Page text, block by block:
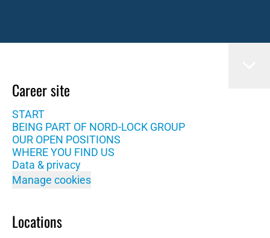
Career site
START
BEING PART OF NORD-LOCK GROUP
OUR OPEN POSITIONS
WHERE YOU FIND US
Data & privacy
Manage cookies
Locations